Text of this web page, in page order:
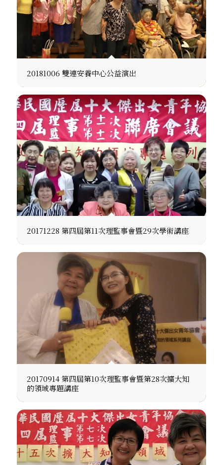
20181006 雙連安養中心公益演出
20171228 第四屆第11次理監事會暨29次學術講座
20170914 第四屆第10次理監事會暨第28次擴大知
的領域專題講座